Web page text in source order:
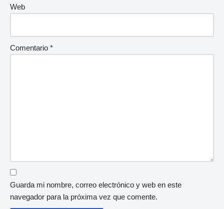
Web
Comentario *
Guarda mi nombre, correo electrónico y web en este
navegador para la próxima vez que comente.